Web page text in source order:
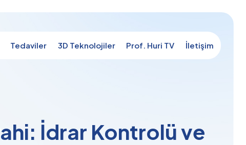
Tedaviler 3D Teknolojiler Prof. Huri TV İletişim
İdrar Kontrolü ve